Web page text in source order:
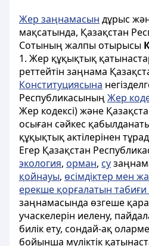
Жер заңнамасын дұрыс
мақсатында, Қазақстан
Сотының жалпы отырысы
1. Жер құқықтық
реттейтін заңнама
Конституциясына
РеспубликасыныңЖер
Жер кодексі) және
осыған сәйкес
құқықтық актілерінен
Егер Қазақстан
экология, орман, су
қойнауы, өсімдіктер мен
ерекше қорғалатын
заңнамасында өзгеше
учаскелерін иелену,
билік ету, сондай-ақ
бойынша мүліктік